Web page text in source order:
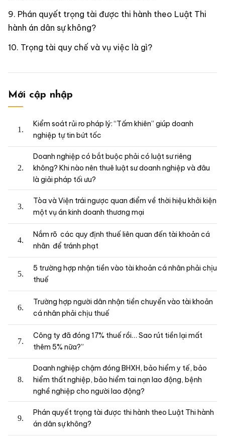
Phán quyết trọng tài được thi hành theo Luật Thi
hành án dân sự không?
Trọng tài quy chế và vụ việc là gì?
Mới cập nhập
Kiểm soát rủi ro pháp lý: “Tấm khiên” giúp doanh
nghiệp tự tin bứt tốc
Doanh nghiệp có bắt buộc phải có luật sư riêng
không? Khi nào nên thuê luật sư doanh nghiệp và đâu
là giải pháp tối ưu?
Tòa và Viện trái ngược quan điểm về thời hiệu khởi kiện
một vụ án kinh doanh thương mại
Nắm rõ các quy định thuế liên quan đến tài khoản cá
nhân để tránh phạt
5 trường hợp nhận tiền vào tài khoản cá nhân phải chịu
thuế
Trường hợp người dân nhận tiền chuyển vào tài khoản
cá nhân phải chịu thuế
Công ty đã đóng 17% thuế rồi… Sao rút tiền lại mất
thêm 5% nữa?”
Doanh nghiệp chậm đóng BHXH, bảo hiểm y tế, bảo
hiểm thất nghiệp, bảo hiểm tai nạn lao động, bệnh
nghề nghiệp cho người lao động?
Phán quyết trọng tài được thi hành theo Luật Thi hành
án dân sự không?